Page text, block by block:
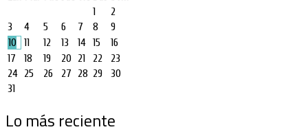
1
2
3
4 5 6 7 8
9
10
11 12 13 14 15
16
17
18 19 20 21 22
23
24 25 26 27 28 29
30
31
Lo más reciente